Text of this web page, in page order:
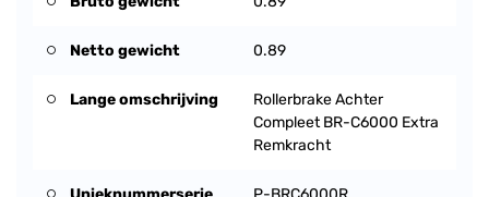
Netto gewicht 0.89
Lange omschrijving
Rollerbrake Achter
Compleet BR-C6000 Extra
Remkracht